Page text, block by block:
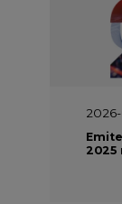
2026-
2025